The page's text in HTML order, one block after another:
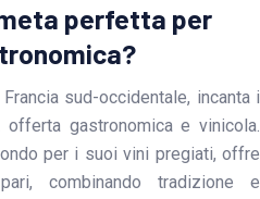
perfetta per
sud-occidentale, incanta i
gastronomica e vinicola.
per i suoi vini pregiati, offre
combinando tradizione e